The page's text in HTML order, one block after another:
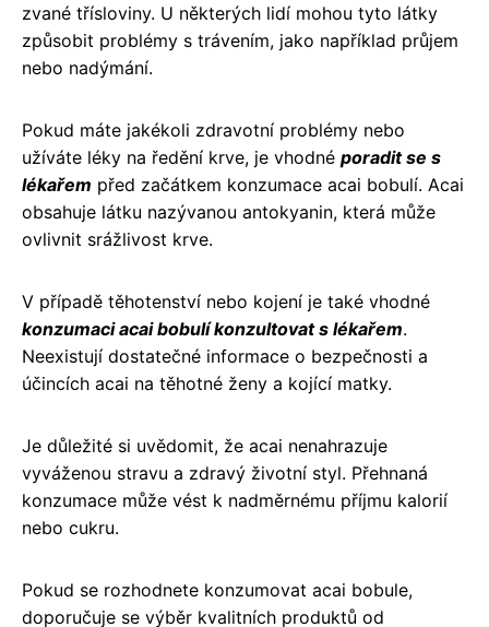
zvané třísloviny. U některých lidí mohou tyto látky
způsobit problémy s trávením, jako například průjem
nebo nadýmání.
Pokud máte jakékoli zdravotní problémy nebo
užíváte léky na ředění krve, je vhodné poradit se s
lékařem před začátkem konzumace acai bobulí. Acai
obsahuje látku nazývanou antokyanin, která může
ovlivnit srážlivost krve.
V případě těhotenství nebo kojení je také vhodné
konzumaci acai bobulí konzultovat s lékařem.
Neexistují dostatečné informace o bezpečnosti a
účincích acai na těhotné ženy a kojící matky.
Je důležité si uvědomit, že acai nenahrazuje
vyváženou stravu a zdravý životní styl. Přehnaná
konzumace může vést k nadměrnému příjmu kalorií
nebo cukru.
Pokud se rozhodnete konzumovat acai bobule,
doporučuje se výběr kvalitních produktů od